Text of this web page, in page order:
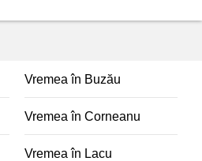
Vremea în Buzău
Vremea în Corneanu
Vremea în Lacu